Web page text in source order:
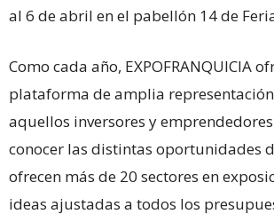
al 6 de abril en el pabellón 14 de
Como cada año, EXPOFRANQUICIA
plataforma de amplia
aquellos inversores y
conocer las distintas oportunidades
ofrecen más de 20 sectores en
ideas ajustadas a todos los